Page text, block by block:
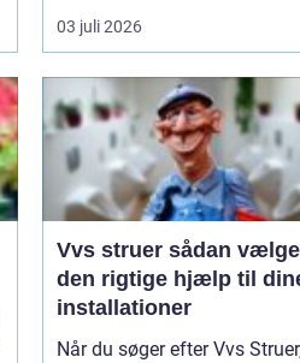
03 juli 2026
Vvs struer sådan vælger du
den rigtige hjælp til
installationer
Når du søger efter Vvs